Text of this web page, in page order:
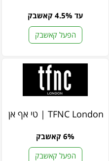
עד 4.5% קאשבק
הפעל קאשבק
TFNC London | טי אף אן סי לונדון
6% קאשבק
הפעל קאשבק